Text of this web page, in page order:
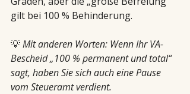
gilt bei 100 % Behinderung.
💡 Mit anderen Worten: Wenn Ihr VA-
Bescheid „100 % permanent und total“
sagt, haben Sie sich auch eine Pause
vom Steueramt verdient.